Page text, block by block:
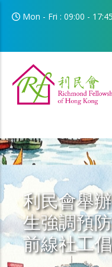
Skip to main
Mon - Fri : 09:00 - 17:45
利民會舉
生強調預
前線社工